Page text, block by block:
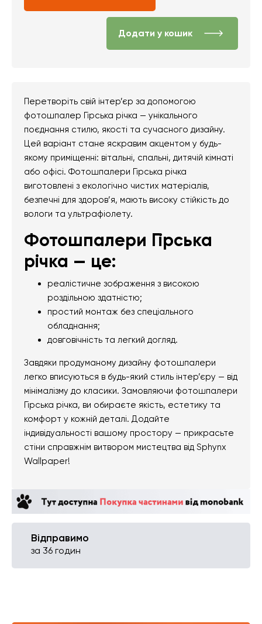
Додати у кошик
Перетворіть свій інтер’єр за допомогою
фотошпалер Гірська річка — унікального
поєднання стилю, якості та сучасного дизайну.
Цей варіант стане яскравим акцентом у будь-
якому приміщенні: вітальні, спальні, дитячій кімнаті
або офісі. Фотошпалери Гірська річка
виготовлені з екологічно чистих матеріалів,
безпечні для здоров’я, мають високу стійкість до
вологи та ультрафіолету.
Фотошпалери Гірська
річка — це:
реалістичне зображення з високою
роздільною здатністю;
простий монтаж без спеціального
обладнання;
довговічність та легкий догляд.
Завдяки продуманому дизайну фотошпалери
легко вписуються в будь-який стиль інтер’єру — від
мінімалізму до класики. Замовляючи фотошпалери
Гірська річка, ви обираєте якість, естетику та
комфорт у кожній деталі. Додайте
індивідуальності вашому простору — прикрасьте
стіни справжнім витвором мистецтва від Sphynx
Wallpaper!
Відправимо
за 36 годин